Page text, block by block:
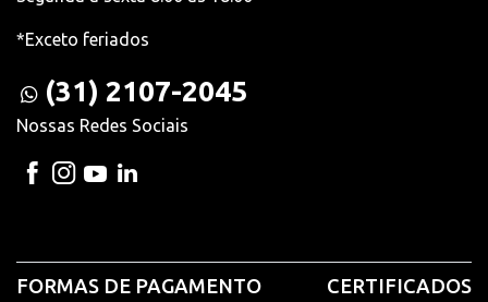
*Exceto feriados
(31) 2107-2045
Nossas Redes Sociais
FORMAS DE PAGAMENTO CERTIFICADOS